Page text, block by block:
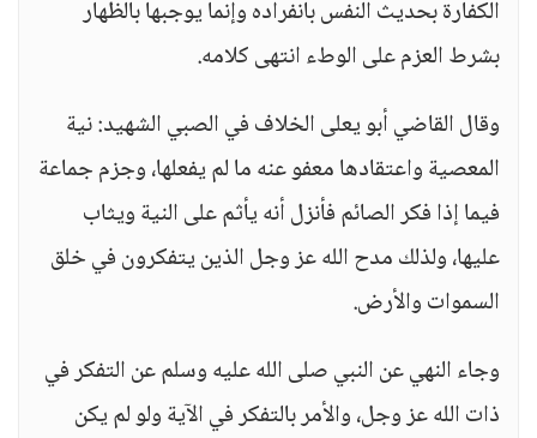
الكفارة بحديث النفس بانفراده وإنما يوجبها بالظهار
بشرط العزم على الوطء انتهى كلامه.
وقال القاضي أبو يعلى الخلاف في الصبي الشهيد: نية
المعصية واعتقادها معفو عنه ما لم يفعلها، وجزم جماعة
فيما إذا فكر الصائم فأنزل أنه يأثم على النية ويثاب
عليها، ولذلك مدح الله عز وجل الذين يتفكرون في خلق
السموات والأرض.
وجاء النهي عن النبي صلى الله عليه وسلم عن التفكر في
ذات الله عز وجل، والأمر بالتفكر في الآية ولو لم يكن